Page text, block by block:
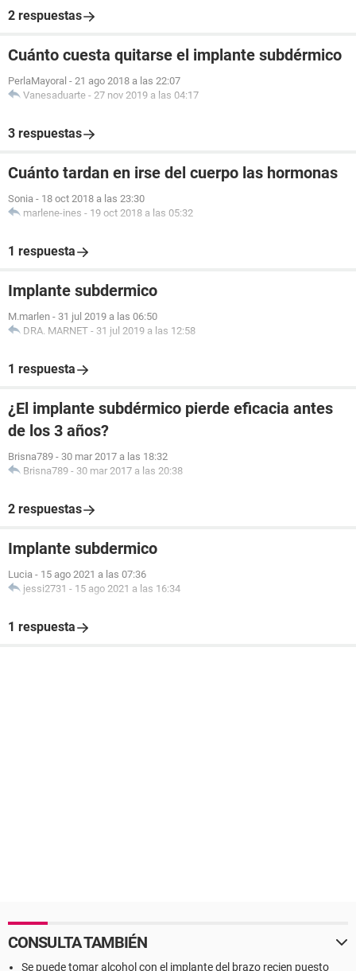
2 respuestas
Cuánto cuesta quitarse el implante subdérmico
PerlaMayoral - 21 ago 2018 a las 22:07
Vanesaduarte - 27 nov 2019 a las 04:17
3 respuestas
Cuánto tardan en irse del cuerpo las hormonas
Sonia - 18 oct 2018 a las 23:30
marlene-ines - 19 oct 2018 a las 05:32
1 respuesta
Implante subdermico
M.marlen - 31 jul 2019 a las 06:50
DRA. MARNET - 31 jul 2019 a las 12:58
1 respuesta
¿El implante subdérmico pierde eficacia antes
de los 3 años?
Brisna789 - 30 mar 2017 a las 18:32
Brisna789 - 30 mar 2017 a las 20:38
2 respuestas
Implante subdermico
Lucia - 15 ago 2021 a las 07:36
jessi2731 - 15 ago 2021 a las 16:34
1 respuesta
CONSULTA TAMBIÉN
Se puede tomar alcohol con el implante del brazo recien puesto